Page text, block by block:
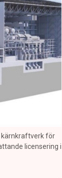
kärnkraftverk för
licensering i